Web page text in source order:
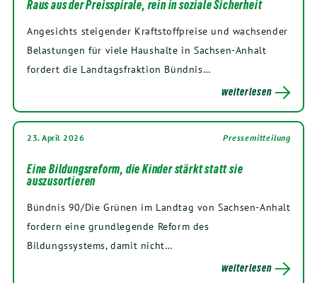
Raus aus der Preisspirale, rein in soziale Sicherheit
Angesichts steigender Kraftstoffpreise und wachsender
Belastungen für viele Haushalte in Sachsen-Anhalt
fordert die Landtagsfraktion Bündnis…
weiterlesen
23. April 2026 Pressemitteilung
Eine Bildungsreform, die Kinder stärkt statt sie
auszusortieren
Bündnis 90/Die Grünen im Landtag von Sachsen-Anhalt
fordern eine grundlegende Reform des
Bildungssystems, damit nicht…
weiterlesen